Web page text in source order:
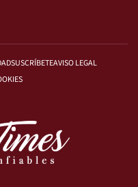
SUSCRÍBETEAVISO LEGAL